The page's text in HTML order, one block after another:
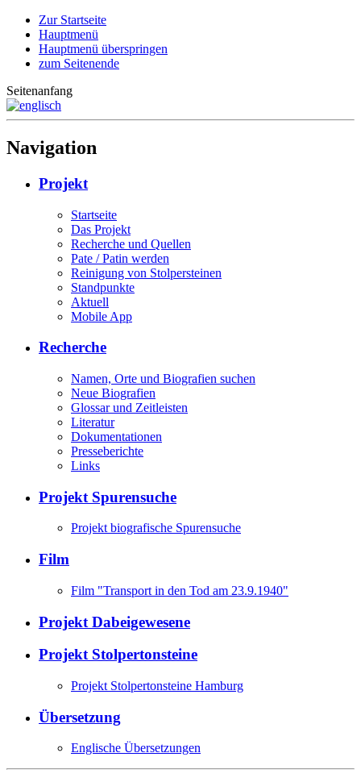
Zur Startseite
Hauptmenü
Hauptmenü überspringen
zum Seitenende
Seitenanfang
Navigation
Projekt
Startseite
Das Projekt
Recherche und Quellen
Pate / Patin werden
Reinigung von Stolpersteinen
Standpunkte
Aktuell
Mobile App
Recherche
Namen, Orte und Biografien suchen
Neue Biografien
Glossar und Zeitleisten
Literatur
Dokumentationen
Presseberichte
Links
Projekt Spurensuche
Projekt biografische Spurensuche
Film
Film "Transport in den Tod am 23.9.1940"
Projekt Dabeigewesene
Projekt Stolpertonsteine
Projekt Stolpertonsteine Hamburg
Übersetzung
Englische Übersetzungen